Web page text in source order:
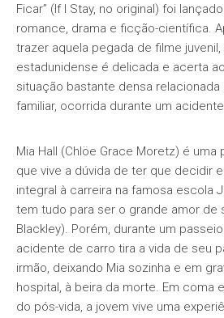
Ficar” (If I Stay, no original) foi
romance, drama e ficção-científica.
trazer aquela pegada de filme
estadunidense é delicada e acerta
situação bastante densa relacionada
familiar, ocorrida durante um
Mia Hall (Chlöe Grace Moretz) é
que vive a dúvida de ter que decidir
integral à carreira na famosa escola
tem tudo para ser o grande amor de
Blackley). Porém, durante um
acidente de carro tira a vida de seu
irmão, deixando Mia sozinha e em
hospital, à beira da morte. Em coma
do pós-vida, a jovem vive uma